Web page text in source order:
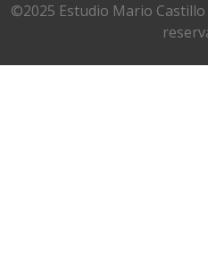
©2025 Estudio Mario